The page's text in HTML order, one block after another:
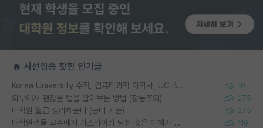
🔥 시선집중 핫한 인기글
Korea University 수학, 컴퓨터과학 이학사, UC Berkeley 산업공학 대학원 공학박사가 되는 것은 쉽지 않겠죠? 10
외부에서 괜찮은 랩을 알아보는 방법 (장문주의) 275
대학원 월급 정리해준다 (공대 기준) 275
대학원생들 교수에게 가스라이팅 당한 것은 이해가 갑니다. 안타깝네요. 119